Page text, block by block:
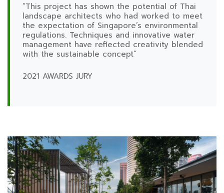
“This project has shown the potential of Thai
landscape architects who had worked to meet
the expectation of Singapore’s environmental
regulations. Techniques and innovative water
management have reflected creativity blended
with the sustainable concept”
2021 AWARDS JURY